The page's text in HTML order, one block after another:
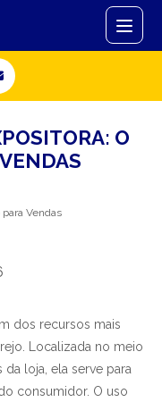
GUIA DEFINITIVO PARA
O
dos recursos mais
Localizada no meio
loja, ela serve para
consumidor. O uso